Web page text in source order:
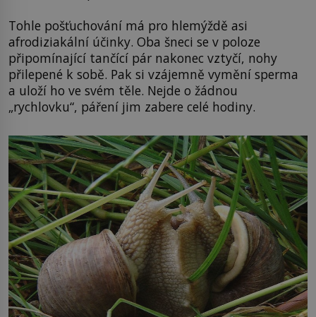
Tohle pošťuchování má pro hlemýždě asi
afrodiziakální účinky. Oba šneci se v poloze
připomínající tančící pár nakonec vztyčí, nohy
přilepené k sobě. Pak si vzájemně vymění sperma
a uloží ho ve svém těle. Nejde o žádnou
„rychlovku“, páření jim zabere celé hodiny.